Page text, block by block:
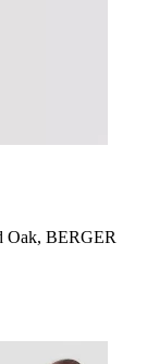
Oak, BERGER